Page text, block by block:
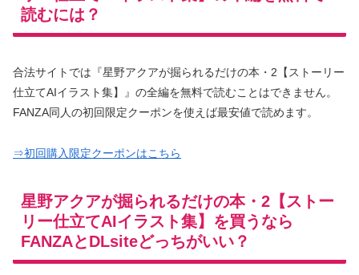
読むには？
合法サイトでは『星野アクアが掘られるだけの本・2【ストーリー
仕立てAIイラスト集】』の全編を無料で読むことはできません。
FANZA同人の初回限定クーポンを使えば最安値で読めます。
⇒初回購入限定クーポンはこちら
星野アクアが掘られるだけの本・2【ストー
リー仕立てAIイラスト集】を買うなら
FANZAとDLsiteどっちがいい？